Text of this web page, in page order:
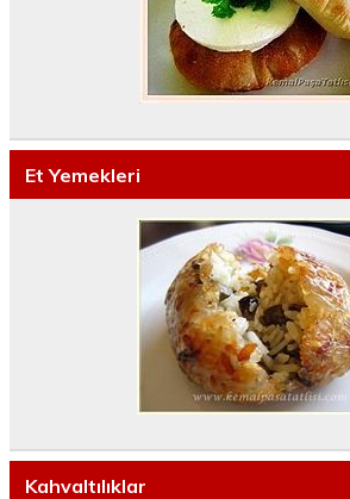
Et Yemekleri
Kahvaltılıklar